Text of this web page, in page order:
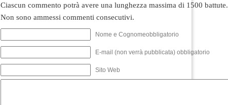
Ciascun commento potrà avere una lunghezza massima di 1500 battute.
Non sono ammessi commenti consecutivi.
Nome e Cognomeobbligatorio
E-mail (non verrà pubblicata) obbligatorio
Sito Web